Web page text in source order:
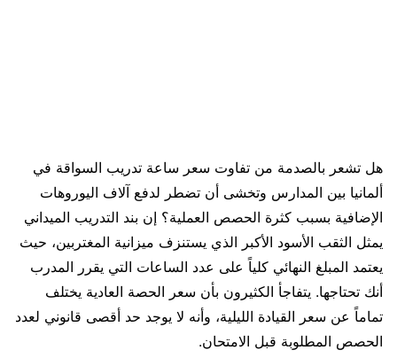
هل تشعر بالصدمة من تفاوت سعر ساعة تدريب السواقة في
ألمانيا بين المدارس وتخشى أن تضطر لدفع آلاف اليوروهات
الإضافية بسبب كثرة الحصص العملية؟ إن بند التدريب الميداني
يمثل الثقب الأسود الأكبر الذي يستنزف ميزانية المغتربين، حيث
يعتمد المبلغ النهائي كلياً على عدد الساعات التي يقرر المدرب
أنك تحتاجها. يتفاجأ الكثيرون بأن سعر الحصة العادية يختلف
تماماً عن سعر القيادة الليلية، وأنه لا يوجد حد أقصى قانوني لعدد
الحصص المطلوبة قبل الامتحان.